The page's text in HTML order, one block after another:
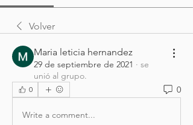
Volver
Maria leticia hernandez
29 de septiembre de 2021 · se
unió al grupo.
0 0
Write a comment...